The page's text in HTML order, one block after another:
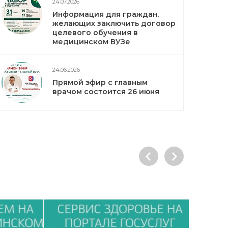
24.07.2026
Информация для граждан,
желающих заключить договор
целевого обучения в
медицинском ВУЗе
24.06.2026
Прямой эфир с главным
врачом состоится 26 июня